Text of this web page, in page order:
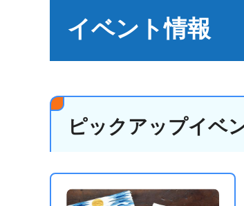
イベント情報
ピックアップイベ